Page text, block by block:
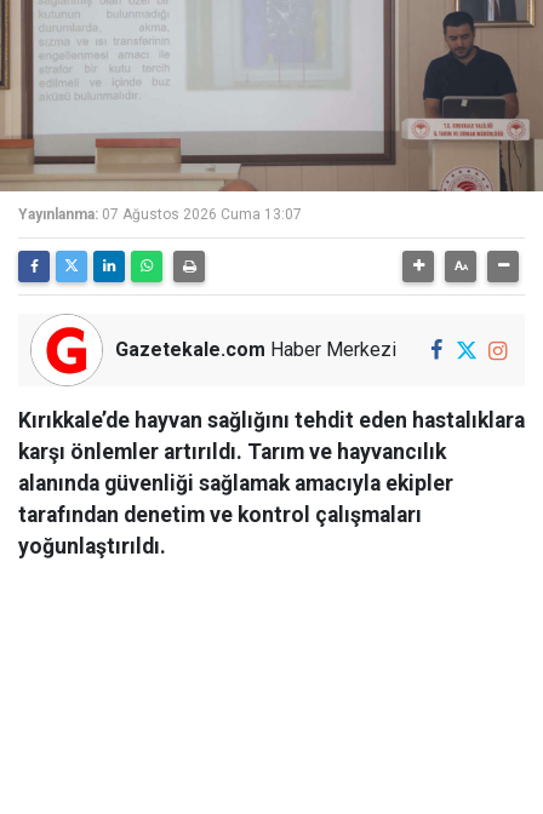
Yayınlanma: 07 Ağustos 2026 Cuma 13:07
Gazetekale.com Haber Merkezi
Kırıkkale’de hayvan sağlığını tehdit eden hastalıklara
karşı önlemler artırıldı. Tarım ve hayvancılık
alanında güvenliği sağlamak amacıyla ekipler
tarafından denetim ve kontrol çalışmaları
yoğunlaştırıldı.